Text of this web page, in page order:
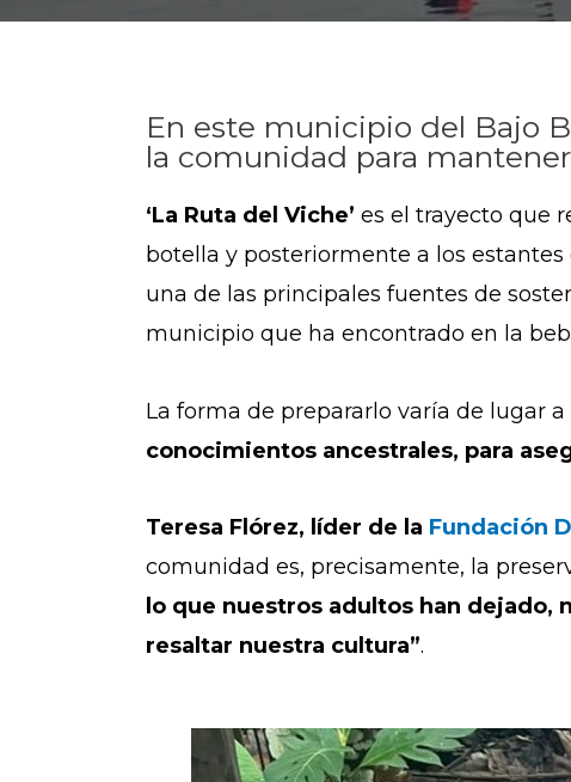
En este municipio del Bajo
la comunidad para
‘La Ruta del Viche’ es el trayecto que
botella y posteriormente a los estantes
una de las principales fuentes de
municipio que ha encontrado en la
La forma de prepararlo varía de lugar
conocimientos ancestrales, para
Teresa Flórez, líder de la Fundación
comunidad es, precisamente, la
lo que nuestros adultos han dejado,
resaltar nuestra cultura”.